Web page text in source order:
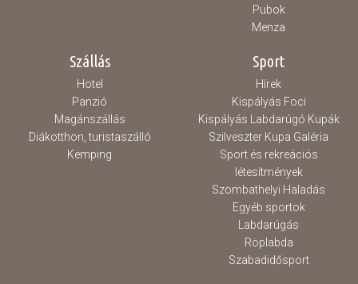
Pubok
Menza
Szállás
Hotel
Panzió
Magánszállás
Diákotthon, turistaszálló
Kemping
Sport
Hírek
Kispályás Foci
Kispályás Labdarúgó Kupák
Szilveszter Kupa Galéria
Sport és rekreációs
létesítmények
Szombathelyi Haladás
Egyéb sportok
Labdarúgás
Röplabda
Szabadidősport